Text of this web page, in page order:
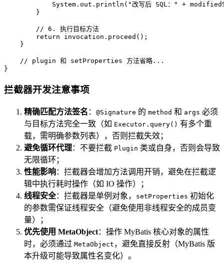
            System.out.println(
"改写后 SQL："
+
        }
// 6. 执行目标方法
return invocation.proceed();
    }
// plugin 和 setProperties 方法省略...
}
拦截器开发注意事项
精确匹配方法签名 ： @Signature 的 method 和 args 必须
与目标方法完全一致（如 Executor.query() 有多个重
载，需明确参数列表），否则拦截失效；
避免循环代理：不要拦截 Plugin 类或自身，否则会导致
无限循环；
性能影响：拦截器会增加方法调用开销，避免在拦截逻
辑中执行耗时操作（如 IO 操作）；
线程安全：拦截器是单例对象， setProperties 初始化
的参数需保证线程安全（避免使用非线程安全的成员变
量）；
优先使用 MetaObject：操作 MyBatis 核心对象的属性
时，必须通过 MetaObject ，避免直接反射（MyBatis 版
本升级可能导致属性名变化）。